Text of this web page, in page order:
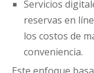
Servicios
reservas en
los costos de
conveniencia.